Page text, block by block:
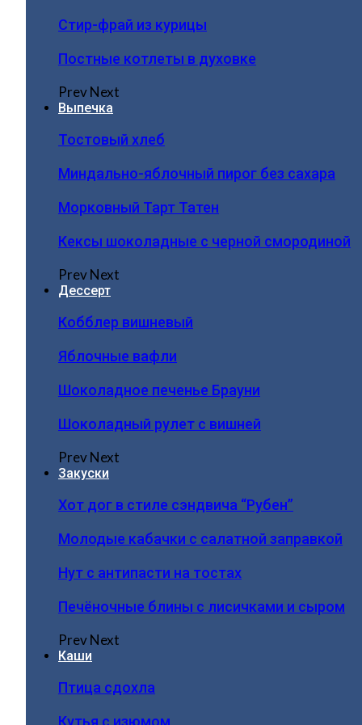
Стир-фрай из курицы
Постные котлеты в духовке
PrevNext
Выпечка
Тостовый хлеб
Миндально-яблочный пирог без сахара
Морковный Тарт Татен
Кексы шоколадные с черной смородиной
PrevNext
Дессерт
Кобблер вишневый
Яблочные вафли
Шоколадное печенье Брауни
Шоколадный рулет с вишней
PrevNext
Закуски
Хот дог в стиле сэндвича “Рубен”
Молодые кабачки с салатной заправкой
Нут с антипасти на тостах
Печёночные блины с лисичками и сыром
PrevNext
Каши
Птица сдохла
Кутья с изюмом